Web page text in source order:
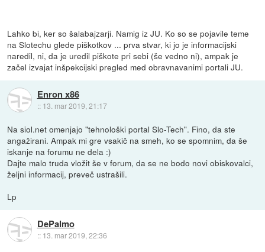
Lahko bi, ker so šalabajzarji. Namig iz JU. Ko so se pojavile teme
na Slotechu glede piškotkov ... prva stvar, ki jo je informacijski
naredil, ni, da je uredil piškote pri sebi (še vedno ni), ampak je
začel izvajat inšpekcijski pregled med obravnavanimi portali JU.
Enron x86
:: 13. mar 2019, 21:17
Na siol.net omenjajo "tehnološki portal Slo-Tech". Fino, da ste
angažirani. Ampak mi gre vsakič na smeh, ko se spomnim, da še
iskanje na forumu ne dela :)
Dajte malo truda vložit še v forum, da se ne bodo novi obiskovalci,
željni informacij, preveč ustrašili.
Lp
DePalmo
:: 13. mar 2019, 22:36